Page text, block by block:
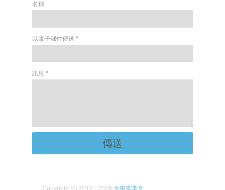
名稱
以電子郵件傳送 *
訊息 *
Copyright (c) 2012 - 2026 大學堂英文